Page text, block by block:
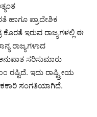
ಪ್ರಾದೇಶಿಕ
ಇರುವ ರಾಜ್ಯಗಳಲ್ಲಿ ಈ
ರಾಜ್ಯಗಳಾದ
ಸರಿಸುಮಾರು
ರಷ್ಟಿದೆ. ಇದು ರಾಷ್ಟ್ರೀಯ
ಸಂಗತಿಯಾಗಿದೆ.